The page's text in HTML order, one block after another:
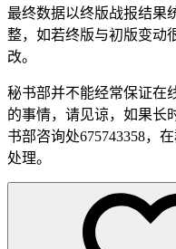
最终数据以终版战报结果
整，如若终版与初版变动
改。
秘书部并不能经常保证在
的事情，请见谅，如果长
书部咨询处675743358，
处理。